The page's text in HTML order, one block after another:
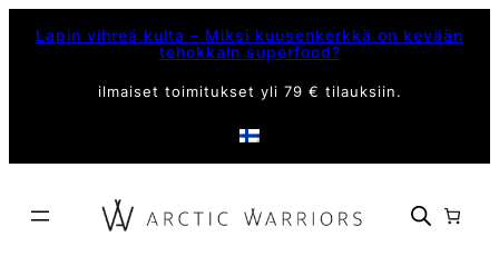
sisältöön
Lapin vihreä kulta – Miksi kuusenkerkkä on kevään
tehokkain superfood?
ilmaiset toimitukset yli 79 € tilauksiin.